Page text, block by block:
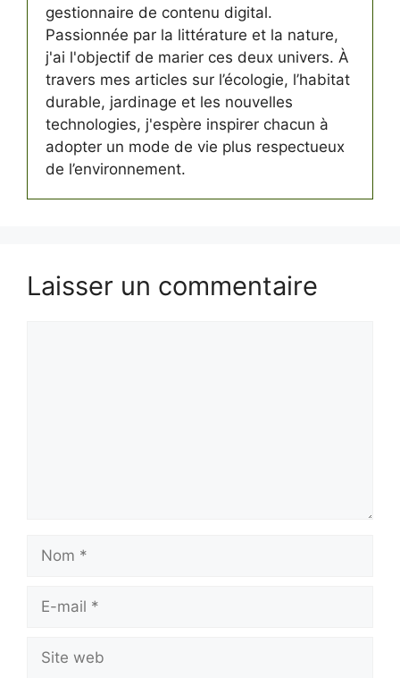
gestionnaire de contenu digital.
Passionnée par la littérature et la nature,
j'ai l'objectif de marier ces deux univers. À
travers mes articles sur l’écologie, l’habitat
durable, jardinage et les nouvelles
technologies, j'espère inspirer chacun à
adopter un mode de vie plus respectueux
de l’environnement.
Laisser un commentaire
mail
web